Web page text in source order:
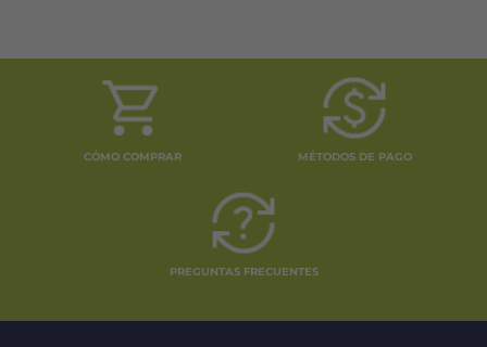
CÓMO COMPRAR MÉTODOS DE PAGO
PREGUNTAS FRECUENTES